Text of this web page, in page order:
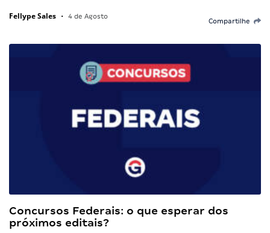
Fellype Sales • 4 de Agosto
Compartilhe
Concursos Federais: o que esperar dos
próximos editais?